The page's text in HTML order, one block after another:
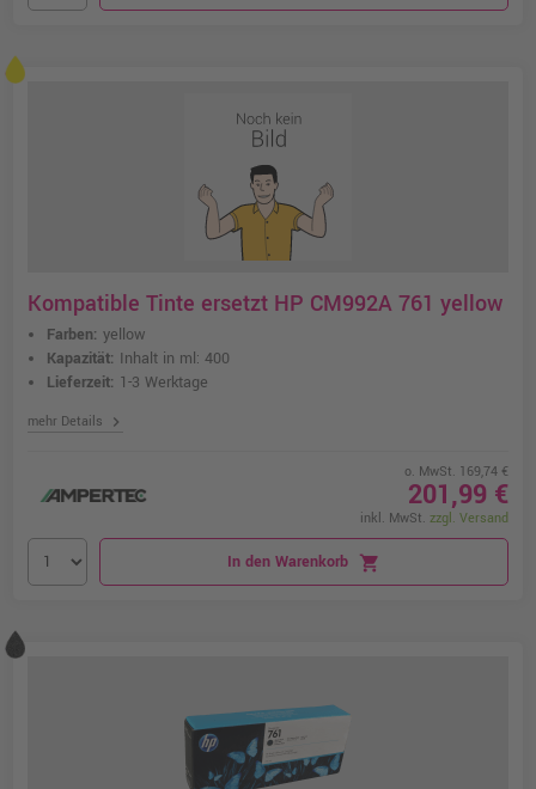
Kompatible Tinte ersetzt HP CM992A 761 yellow
Farben: yellow
Kapazität: Inhalt in ml: 400
Lieferzeit: 1-3 Werktage
mehr Details chevron_right
o. MwSt. 169,74 €
201,99 €
inkl. MwSt. zzgl. Versand
In den Warenkorb shopping_cart